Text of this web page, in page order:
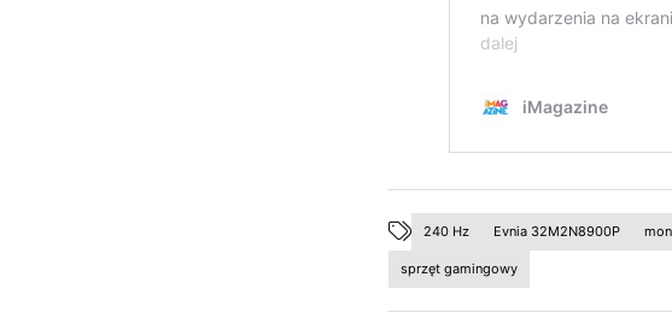
240 Hz Evnia 32M2N8900P
sprzęt gamingowy